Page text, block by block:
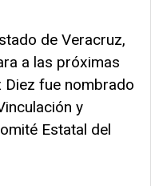
de Veracruz,
a las próximas
Diez fue nombrado
y
Estatal del